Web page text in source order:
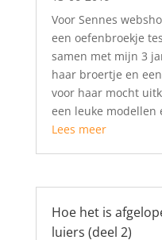
Voor Sennes
een oefenbroekje
samen met mijn 3
haar broertje en
voor haar mocht
een leuke modellen
Lees meer
Hoe het is
luiers (deel 2)